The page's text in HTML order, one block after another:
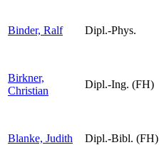
Binder, Ralf Dipl.-Phys.
Birkner,
Christian
Dipl.-Ing. (FH)
Blanke, Judith Dipl.-Bibl. (FH)